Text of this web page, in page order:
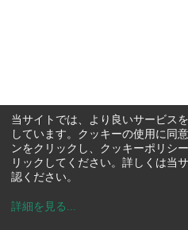
当サイトでは、より良いサービス
しています。クッキーの使用に同
ンをクリックし、クッキーポリシ
リックしてください。詳しくは当
認ください。
詳細を見る ...